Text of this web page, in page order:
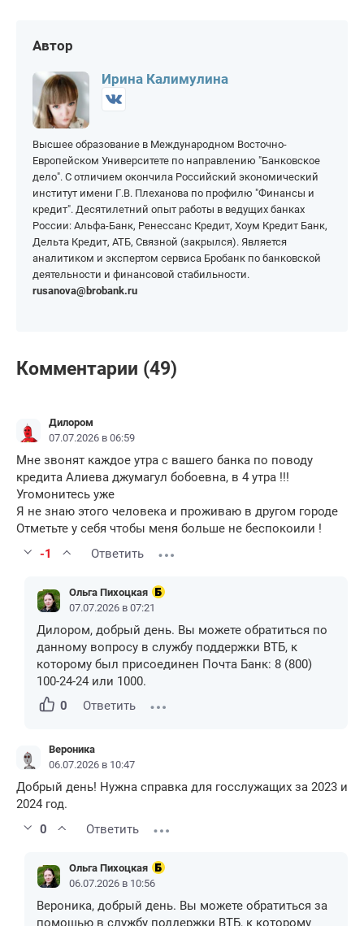
Автор
Ирина Калимулина
Высшее образование в Международном Восточно-
Европейском Университете по направлению "Банковское
дело". С отличием окончила Российский экономический
институт имени Г.В. Плеханова по профилю "Финансы и
кредит". Десятилетний опыт работы в ведущих банках
России: Альфа-Банк, Ренессанс Кредит, Хоум Кредит Банк,
Дельта Кредит, АТБ, Связной (закрылся). Является
аналитиком и экспертом сервиса Бробанк по банковской
деятельности и финансовой стабильности.
rusanova@brobank.ru
Комментарии (49)
Дилором
07.07.2026 в 06:59
Мне звонят каждое утра с вашего банка по поводу
кредита Алиева джумагул бобоевна, в 4 утра !!!
Угомонитесь уже
Я не знаю этого человека и проживаю в другом городе
Отметьте у себя чтобы меня больше не беспокоили !
-1
Ответить
Ольга Пихоцкая
07.07.2026 в 07:21
Дилором, добрый день. Вы можете обратиться по
данному вопросу в службу поддержки ВТБ, к
которому был присоединен Почта Банк: 8 (800)
100-24-24 или 1000.
0
Ответить
Вероника
06.07.2026 в 10:47
Добрый день! Нужна справка для госслужащих за 2023 и
2024 год.
0
Ответить
Ольга Пихоцкая
06.07.2026 в 10:56
Вероника, добрый день. Вы можете обратиться за